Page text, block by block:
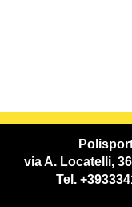
via A. Locatelli,
Tel.